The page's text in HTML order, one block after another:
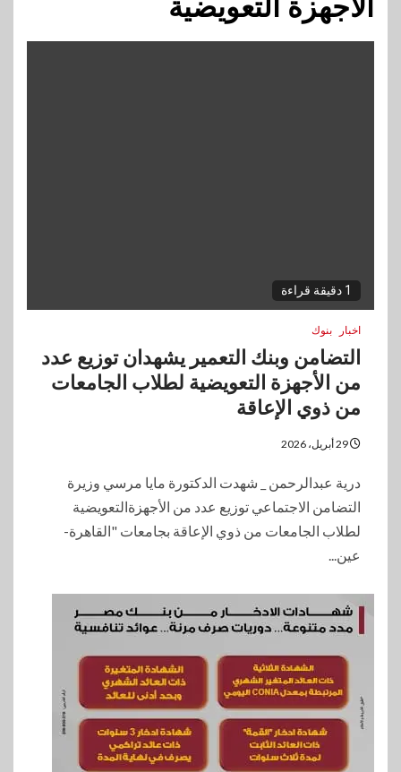
الأجهزة التعويضية
1 دقيقة قراءة
اخبار بنوك
التضامن وبنك التعمير يشهدان توزيع عدد
من الأجهزة التعويضية لطلاب الجامعات
من ذوي الإعاقة
درية عبدالرحمن _ شهدت الدكتورة مايا مرسي وزيرة
التضامن الاجتماعي توزيع عدد من الأجهزةالتعويضية
لطلاب الجامعات من ذوي الإعاقة بجامعات "القاهرة-
عين...